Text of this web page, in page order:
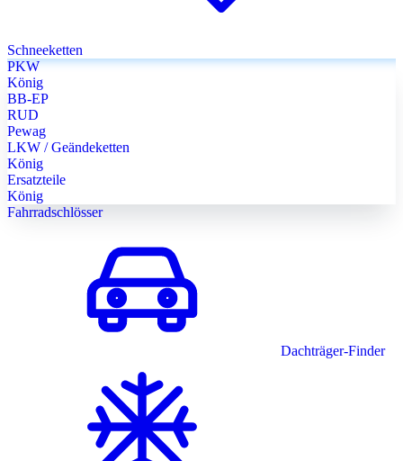
Schneeketten
PKW
König
BB-EP
RUD
Pewag
LKW / Geändeketten
König
Ersatzteile
König
Fahrradschlösser
Dachträger-Finder